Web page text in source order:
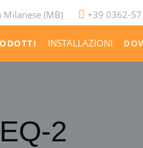
Milanese (MB) +39 0362-
INSTALLAZIONI
2